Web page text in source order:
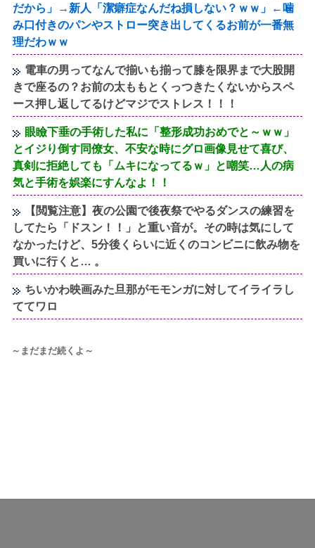
だから」→新人「潔癖症なんだね損しない？ｗｗ」←噛
み口付きのパンやストロー突き出してくるお前が一番無
理だわｗｗ
電車の男ってなんで揃いも揃って膝を限界まで大股開
きで座るの？お前の太ももとくっつきたくないからスペ
ース押し返してるけどマジでストレス！！！
眼瞼下垂の手術した私に「整形成功おめでと～ｗｗ」
とイジり倒す同僚女、不安な時にグロ画像見せて喜び、
真剣に拒絶しても「ムキになってるｗ」と嘲笑…人の病
気と手術を娯楽にすんなよ！！
【閲覧注意】夜の公園で後夜祭でやるダンスの練習を
してたら「ドスン！！」と重い音が。その時は気にして
なかったけど、5分後くらいに近くのコンビニに飲み物を
買いに行くと… 。
ちいかわ映画みた旦那がモモンガに対してイライラし
ててワロ
～まだまだ続くよ～